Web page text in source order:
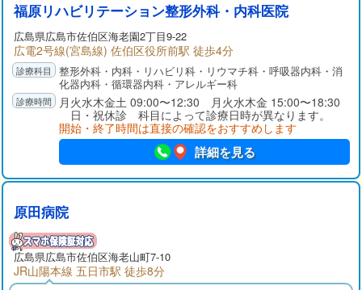
福原リハビリテーション整形外科・内科医院
広島県広島市佐伯区海老園2丁目9-22
広電2号線(宮島線) 佐伯区役所前駅 徒歩4分
整形外科・内科・リハビリ科・リウマチ科・呼吸器内科・消
化器内科・循環器内科・アレルギー科
月火水木金土 09:00〜12:30 月火水木金 15:00〜18:30
日・祝休診 科目によって診療日時が異なります。
開始・終了時間は直接の確認をおすすめします
詳細を見る
原田病院
広島県広島市佐伯区海老山町7-10
JR山陽本線 五日市駅 徒歩8分